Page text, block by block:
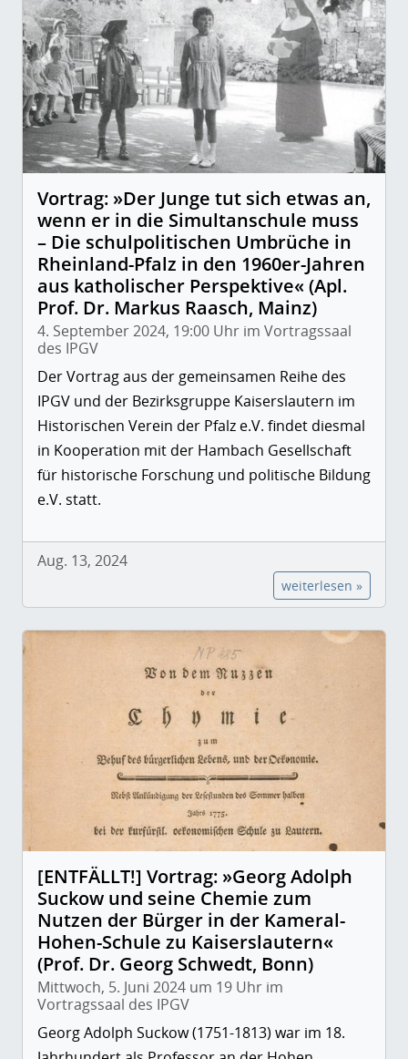
Vortrag: »Der Junge tut sich etwas an,
wenn er in die Simultanschule muss
– Die schulpolitischen Umbrüche in
Rheinland-Pfalz in den 1960er-Jahren
aus katholischer Perspektive« (Apl.
Prof. Dr. Markus Raasch, Mainz)
4. September 2024, 19:00 Uhr im Vortragssaal
des IPGV
Der Vortrag aus der gemeinsamen Reihe des
IPGV und der Bezirksgruppe Kaiserslautern im
Historischen Verein der Pfalz e.V. findet diesmal
in Kooperation mit der Hambach Gesellschaft
für historische Forschung und politische Bildung
e.V. statt.
Aug. 13, 2024
weiterlesen »
[ENTFÄLLT!] Vortrag: »Georg Adolph
Suckow und seine Chemie zum
Nutzen der Bürger in der Kameral-
Hohen-Schule zu Kaiserslautern«
(Prof. Dr. Georg Schwedt, Bonn)
Mittwoch, 5. Juni 2024 um 19 Uhr im
Vortragssaal des IPGV
Georg Adolph Suckow (1751-1813) war im 18.